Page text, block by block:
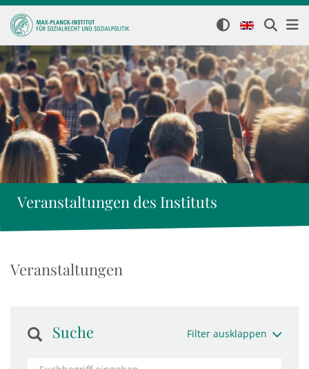
Veranstaltungen des Instituts
Veranstaltungen
Suche Filter ausklappen